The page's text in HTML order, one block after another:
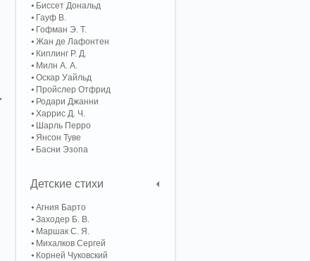
Биссет Дональд
Гауф В.
Гофман Э. Т.
Жан де Лафонтен
Киплинг Р. Д.
Милн А. А.
Оскар Уайльд
Пройслер Отфрид
Родари Джанни
Харрис Д. Ч.
Шарль Перро
Янсон Туве
Басни Эзопа
Детские стихи
Агния Барто
Заходер Б. В.
Маршак С. Я.
Михалков Сергей
Корней Чуковский